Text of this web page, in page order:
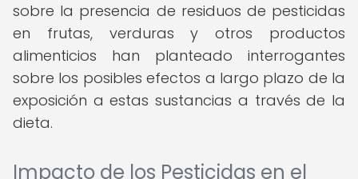
sobre la presencia de residuos de pesticidas
en frutas, verduras y otros productos
alimenticios han planteado interrogantes
sobre los posibles efectos a largo plazo de la
exposición a estas sustancias a través de la
dieta.
Impacto de los Pesticidas en el